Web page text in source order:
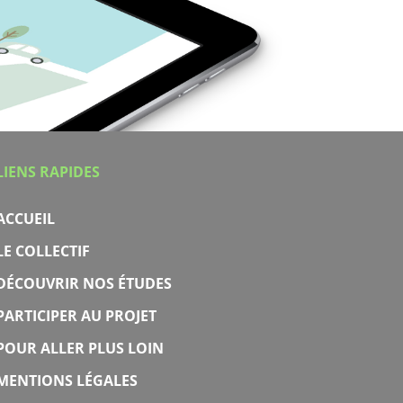
RAPIDES
COLLECTIF
NOS ÉTUDES
AU PROJET
ALLER PLUS LOIN
LÉGALES